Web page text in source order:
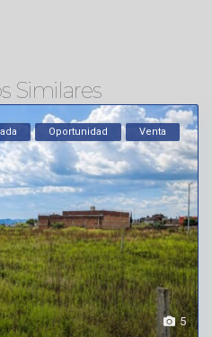
Similares
5
Oportunidad Venta